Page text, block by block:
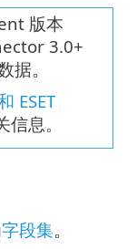
版本
3.0+
据。
ESET
信息。
字段集。